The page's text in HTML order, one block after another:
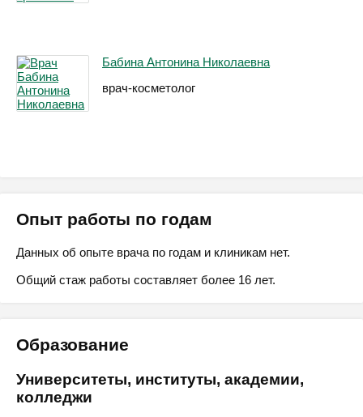
Бабина Антонина Николаевна
врач-косметолог
Опыт работы по годам
Данных об опыте врача по годам и клиникам нет.
Общий стаж работы составляет более 16 лет.
Образование
Университеты, институты, академии,
колледжи